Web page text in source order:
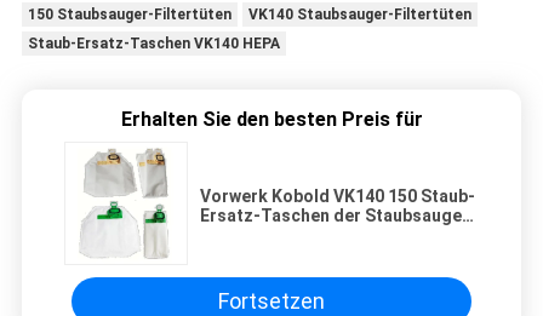
150 Staubsauger-Filtertüten
VK140 Staubsauger-Filtertüten
Staub-Ersatz-Taschen VK140 HEPA
Erhalten Sie den besten Preis für
Vorwerk Kobold VK140 150 Staub-
Ersatz-Taschen der Staubsauger-
Fortsetzen